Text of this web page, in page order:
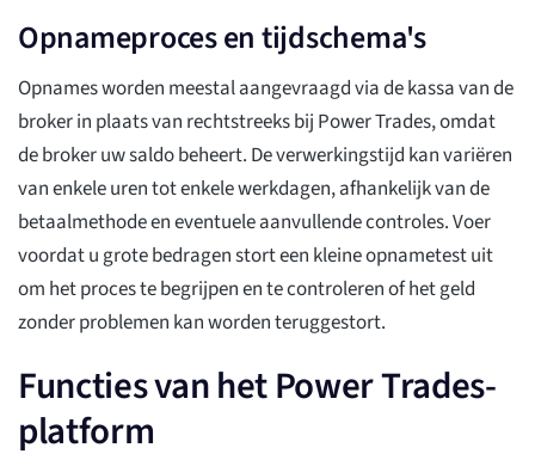
Opnameproces en tijdschema's
Opnames worden meestal aangevraagd via de kassa van de
broker in plaats van rechtstreeks bij Power Trades, omdat
de broker uw saldo beheert. De verwerkingstijd kan variëren
van enkele uren tot enkele werkdagen, afhankelijk van de
betaalmethode en eventuele aanvullende controles. Voer
voordat u grote bedragen stort een kleine opnametest uit
om het proces te begrijpen en te controleren of het geld
zonder problemen kan worden teruggestort.
Functies van het Power Trades-
platform